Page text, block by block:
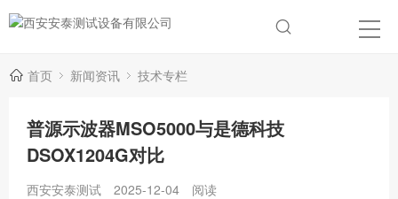
首页 新闻资讯 技术专栏
普源示波器MSO5000与是德科技
DSOX1204G对比
西安安泰测试 2025-12-04 阅读